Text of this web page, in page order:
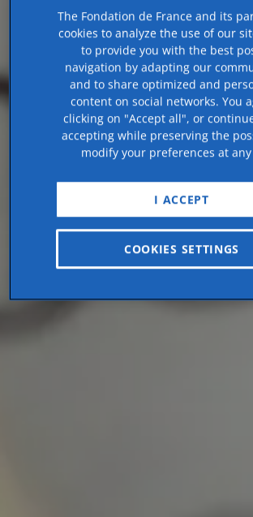
The Fondation de France and its
cookies to analyze the use of our
to provide you with the best
navigation by adapting our
and to share optimized and
content on social networks. You
clicking on "Accept all", or
accepting while preserving the
modify your preferences at
I ACCEPT
COOKIES SETTINGS